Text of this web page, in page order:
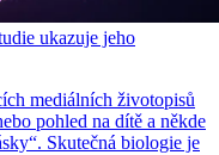
ukazuje jeho
mediálních životopisů
pohled na dítě a někde
Skutečná biologie je